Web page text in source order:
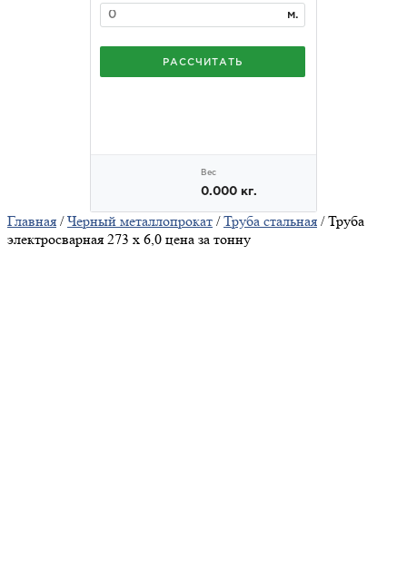
Главная /Черный металлопрокат /Труба стальная / Труба
электросварная 273 х 6,0 цена за тонну